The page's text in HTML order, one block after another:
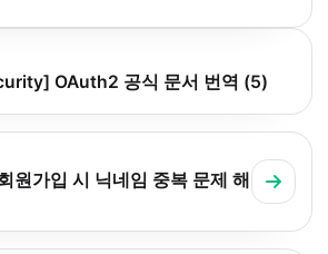
OAuth2 공식 문서 번역 (5)
원가입 시 닉네임 중복 문제 해